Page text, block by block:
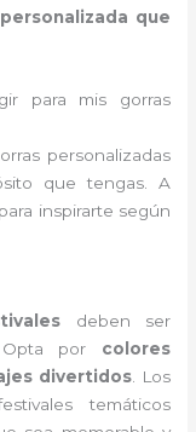
que
para mis gorras
personalizadas
que tengas. A
inspirarte según
deben ser
Opta por colores
divertidos . Los
temáticos